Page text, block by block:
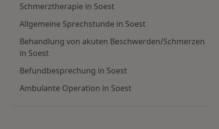
Schmerztherapie in Soest
Allgemeine Sprechstunde in Soest
Behandlung von akuten Beschwerden/Schmerzen
in Soest
Befundbesprechung in Soest
Ambulante Operation in Soest